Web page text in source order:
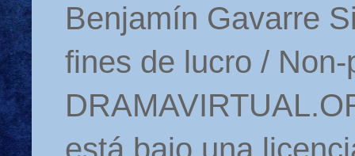
Benjamín Gavarre
fines de lucro /